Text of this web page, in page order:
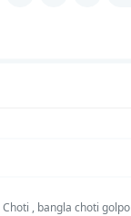
, bangla choti golpo